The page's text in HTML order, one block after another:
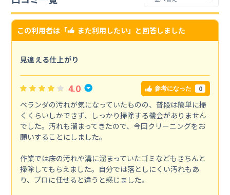
この利用者は「 また利用したい」と回答しました
見違える仕上がり
4.0 参考になった 0
ベランダの汚れが気になっていたものの、普段は簡単に掃
くくらいしかできず、しっかり掃除する機会がありません
でした。汚れも溜まってきたので、今回クリーニングをお
願いすることにしました。
作業では床の汚れや溝に溜まっていたゴミなどもきちんと
掃除してもらえました。自分では落としにくい汚れもあ
り、プロに任せると違うと感じました。